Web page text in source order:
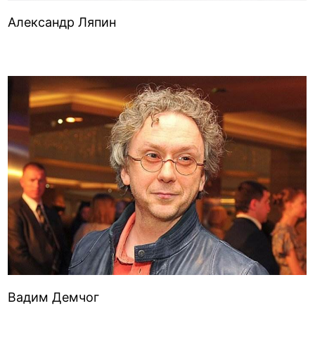
Александр Ляпин
Вадим Демчог